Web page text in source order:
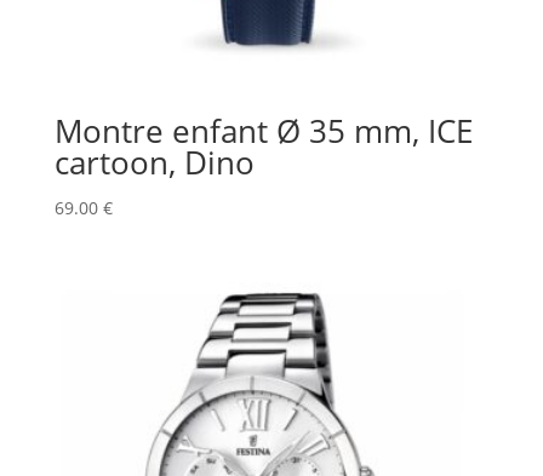
Montre enfant Ø 35 mm, ICE
cartoon, Dino
69.00 €